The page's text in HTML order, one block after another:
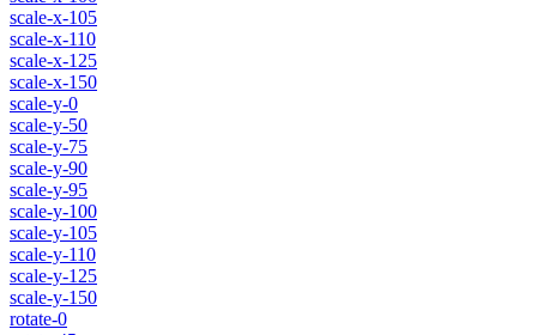
scale-x-105
scale-x-110
scale-x-125
scale-x-150
scale-y-0
scale-y-50
scale-y-75
scale-y-90
scale-y-95
scale-y-100
scale-y-105
scale-y-110
scale-y-125
scale-y-150
rotate-0